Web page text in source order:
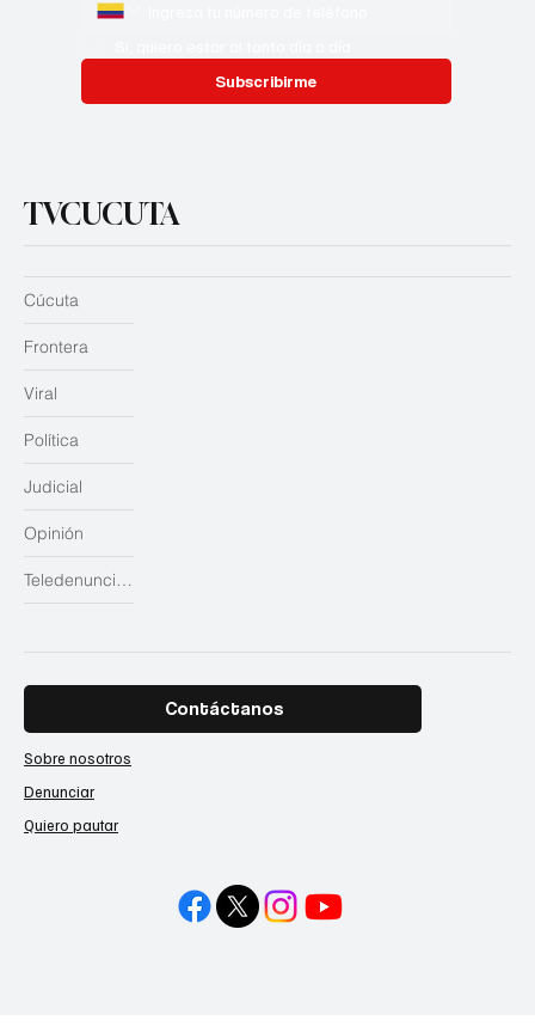
Subscribirme
TVCUCUTA
Judicial
Opinión
Teledenuncias
Cúcuta
Frontera
Viral
Política
Contáctanos
Sobre nosotros
Denunciar
Quiero pautar